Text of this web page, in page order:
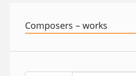
Composers – works